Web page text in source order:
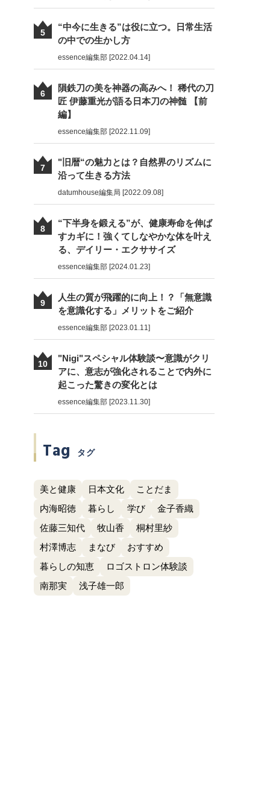
5
“中今に生きる”は役に立つ。日常生活
の中での生かし方
essence編集部 [2022.04.14]
6
隕鉄刀の美を神器の高みへ！ 稀代の刀
匠 伊藤重光が語る日本刀の神髄 【前
編】
essence編集部 [2022.11.09]
7
"旧暦“の魅力とは？自然界のリズムに
沿って生きる方法
datumhouse編集局 [2022.09.08]
8
“下半身を鍛える”が、健康寿命を伸ば
すカギに！強くてしなやかな体を叶え
る、デイリー・エクササイズ
essence編集部 [2024.01.23]
9
人生の質が飛躍的に向上！？「無意識
を意識化する」メリットをご紹介
essence編集部 [2023.01.11]
10
"Nigi"スペシャル体験談〜意識がクリ
アに、意志が強化されることで内外に
起こった驚きの変化とは
essence編集部 [2023.11.30]
Tag タグ
美と健康 日本文化
ことだま
内海昭徳
暮らし 学び
金子香織
佐藤三知代
牧山香
桐村里紗
村澤博志
まなび
おすすめ
暮らしの知恵
ロゴストロン体験談
南那実
浅子雄一郎